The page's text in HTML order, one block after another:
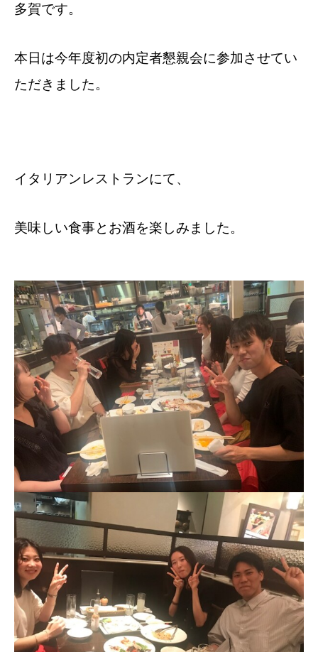
多賀です。
本日は今年度初の内定者懇親会に参加させてい
ただきました。
イタリアンレストランにて、
美味しい食事とお酒を楽しみました。